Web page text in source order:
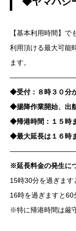
【基本利用時間】
利用頂ける最大可能
ます。
◆受付：８時３０分
◆揚降作業開始、出
◆帰港時間：１５時
◆最大延長は１６時
※延長料金の発生に
15時30分を過ぎま
16時を過ぎますと60
※特に帰港時間は厳